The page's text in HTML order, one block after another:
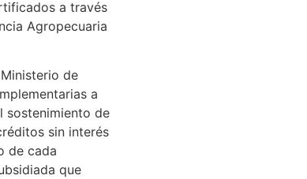
a través
Agropecuaria
de
a
sostenimiento de
sin interés
de cada
que